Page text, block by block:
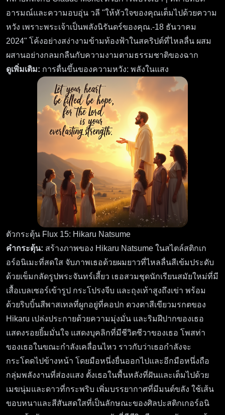
อารมณ์และความอบอุ่น วลี "ให้หัวใจของคุณเต็มไปด้วยความ
หวัง เพราะพระเจ้าเป็นพลังนิรันดร์ของคุณ.-18 ธันวาคม
2024" โค้งอย่างสง่างามข้ามท้องฟ้าในสคริปต์ที่ไหลลื่น ผสม
ผสานอย่างกลมกลืนกับความงามตามธรรมชาติของฉาก
ดูเพิ่มเติม: การตื่นขึ้นของความหวัง: พลังในแสง
ตัวกระตุ้น Flux 15: Hikaru Natsume
คำกระตุ้น: สร้างภาพของ Hikaru Natsume ในสไตล์สติกเก
อร์อนิเมะที่สดใส จับภาพเธอด้วยผมยาวที่ไหลลื่นสีเข้มประดับ
ด้วยเข็มกลัดรูปพระจันทร์เสี้ยว เธอสวมชุดนักเรียนสมัยใหม่ที่มี
เสื้อเบลเซอร์เข้ารูป กระโปรงจีบ และถุงเท้าสูงถึงเข่า พร้อม
ด้วยริบบิ้นสีพาสเทลที่ผูกอยู่ที่คอปก ดวงตาสีเขียวมรกตของ
Hikaru เปล่งประกายด้วยความมุ่งมั่น และริมฝีปากของเธอ
แสดงรอยยิ้มมั่นใจ แสดงบุคลิกที่มีชีวิตชีวาของเธอ โพสท่า
ของเธอในขณะกำลังเคลื่อนไหว ราวกับว่าเธอกำลังจะ
กระโดดไปข้างหน้า โดยมือหนึ่งยื่นออกไปและอีกมือหนึ่งถือ
กลุ่มพลังงานที่ส่องแสง ตั้งเธอในพื้นหลังที่ฝันและเต็มไปด้วย
เมฆนุ่มและดาวที่กระพริบ เพิ่มบรรยากาศที่มีมนต์ขลัง ใช้เส้น
ขอบหนาและสีสันสดใสที่เป็นลักษณะของศิลปะสติกเกอร์อนิ